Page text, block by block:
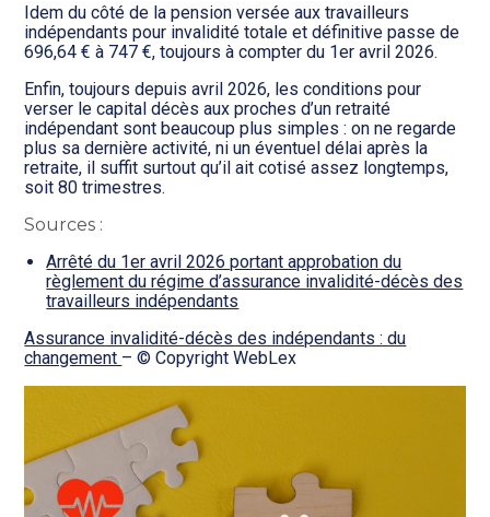
Idem du côté de la pension versée aux travailleurs
indépendants pour invalidité totale et définitive passe de
696,64 € à 747 €, toujours à compter du 1er avril 2026.
Enfin, toujours depuis avril 2026, les conditions pour
verser le capital décès aux proches d’un retraité
indépendant sont beaucoup plus simples : on ne regarde
plus sa dernière activité, ni un éventuel délai après la
retraite, il suffit surtout qu’il ait cotisé assez longtemps,
soit 80 trimestres.
Sources :
Arrêté du 1er avril 2026 portant approbation du
règlement du régime d’assurance invalidité-décès des
travailleurs indépendants
Assurance invalidité-décès des indépendants : du
changement – © Copyright WebLex